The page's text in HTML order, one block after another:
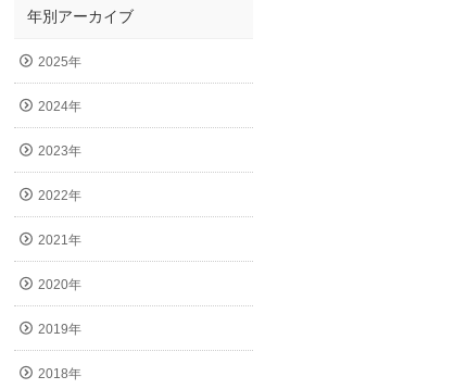
年別アーカイブ
2025年
2024年
2023年
2022年
2021年
2020年
2019年
2018年